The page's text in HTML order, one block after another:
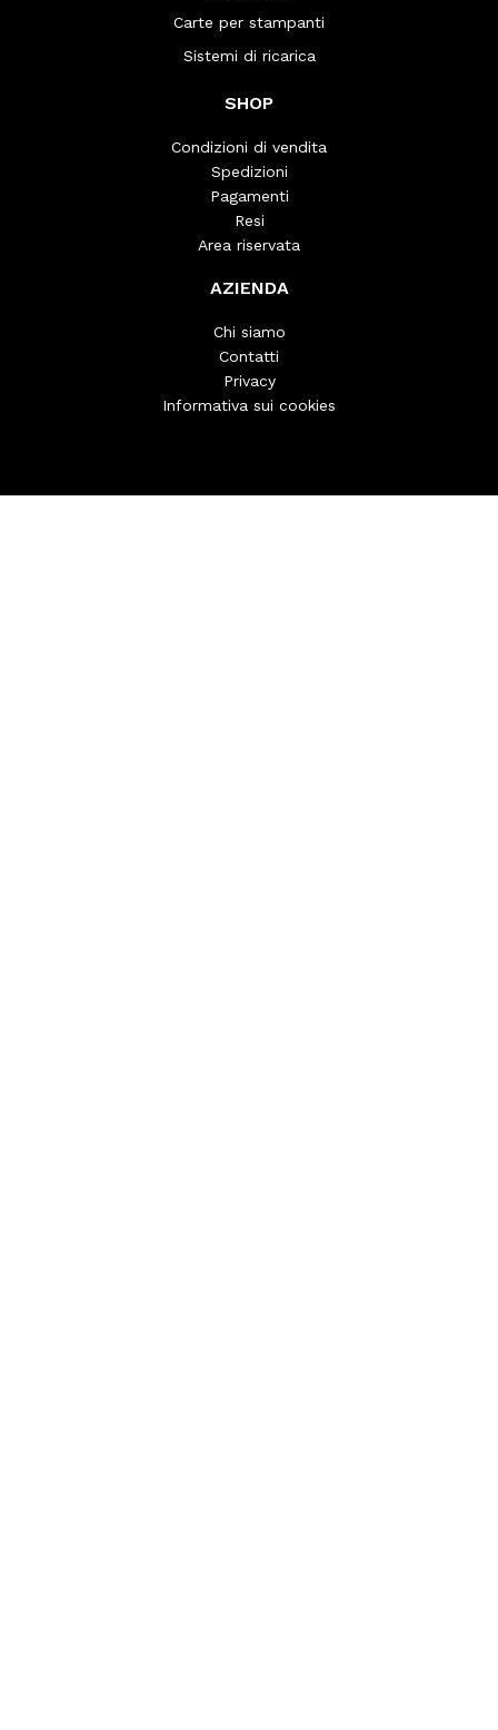
Carte per stampanti
Sistemi di ricarica
SHOP
Condizioni di vendita
Spedizioni
Pagamenti
Resi
Area riservata
AZIENDA
Chi siamo
Contatti
Privacy
Informativa sui cookies